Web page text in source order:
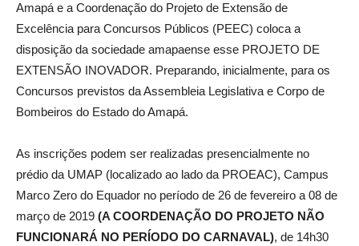
Amapá e a Coordenação do Projeto de Extensão de
Excelência para Concursos Públicos (PEEC) coloca a
disposição da sociedade amapaense esse PROJETO DE
EXTENSÃO INOVADOR. Preparando, inicialmente, para os
Concursos previstos da Assembleia Legislativa e Corpo de
Bombeiros do Estado do Amapá.
As inscrições podem ser realizadas presencialmente no
prédio da UMAP (localizado ao lado da PROEAC), Campus
Marco Zero do Equador no período de 26 de fevereiro a 08 de
março de 2019 (A COORDENAÇÃO DO PROJETO NÃO
FUNCIONARÁ NO PERÍODO DO CARNAVAL), de 14h30